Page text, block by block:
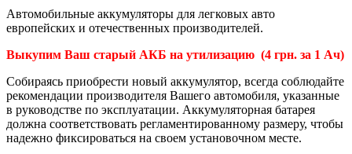
Автомобильные аккумуляторы для легковых авто
европейских и отечественных производителей.
Выкупим Ваш старый АКБ на утилизацию (4 грн. за 1 Ач)
Собираясь приобрести новый аккумулятор, всегда соблюдайте
рекомендации производителя Вашего автомобиля, указанные
в руководстве по эксплуатации. Аккумуляторная батарея
должна соответствовать регламентированному размеру, чтобы
надежно фиксироваться на своем установочном месте.